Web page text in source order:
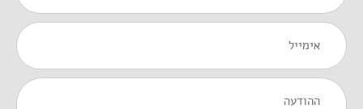
Email
Message